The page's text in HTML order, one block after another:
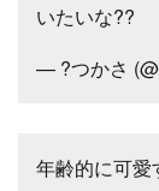
いたいな??
— ?つかさ
年齢的に可愛